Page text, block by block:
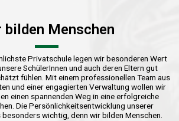
bilden Menschen
Privatschule legen wir besonderen Wert
SchülerInnen und auch deren Eltern gut
fühlen. Mit einem professionellen Team aus
und einer engagierten Verwaltung wollen wir
einen spannenden Weg in eine erfolgreiche
Die Persönlichkeitsentwicklung unserer
besonders wichtig, denn wir bilden Menschen.